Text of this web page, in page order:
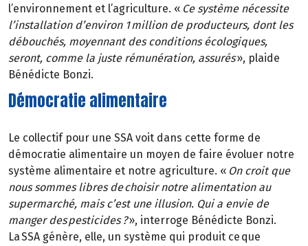
l’environnement et l’agriculture. « Ce système nécessite
l’installation d’environ 1 million de producteurs, dont les
débouchés, moyennant des conditions écologiques,
seront, comme la juste rémunération, assurés», plaide
Bénédicte Bonzi.
Démocratie alimentaire
Le collectif pour une SSA voit dans cette forme de
démocratie alimentaire un moyen de faire évoluer notre
système alimentaire et notre agriculture. « On croit que
nous sommes libres de choisir notre alimentation au
supermarché, mais c’est une illusion. Qui a envie de
manger des pesticides ?», interroge Bénédicte Bonzi.
La SSA génère, elle, un système qui produit ce que